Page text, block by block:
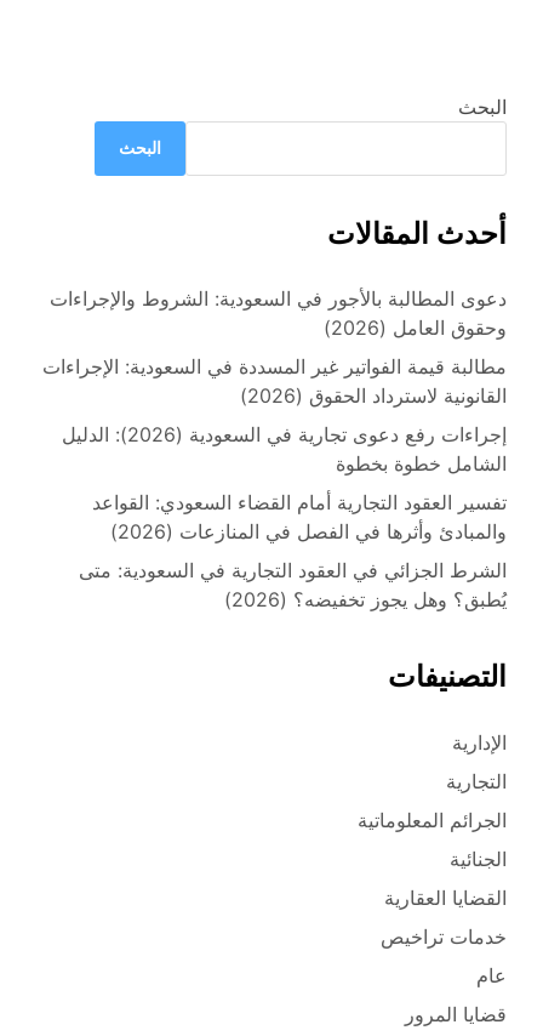
الشحن
السعودية
البحث
البحث
أحدث المقالات
دعوى المطالبة بالأجور في السعودية: الشروط والإجراءات
وحقوق العامل (2026)
مطالبة قيمة الفواتير غير المسددة في السعودية: الإجراءات
القانونية لاسترداد الحقوق (2026)
إجراءات رفع دعوى تجارية في السعودية (2026): الدليل
الشامل خطوة بخطوة
تفسير العقود التجارية أمام القضاء السعودي: القواعد
والمبادئ وأثرها في الفصل في المنازعات (2026)
الشرط الجزائي في العقود التجارية في السعودية: متى
يُطبق؟ وهل يجوز تخفيضه؟ (2026)
التصنيفات
الإدارية
التجارية
الجرائم المعلوماتية
الجنائية
القضايا العقارية
خدمات تراخيص
عام
قضايا المرور